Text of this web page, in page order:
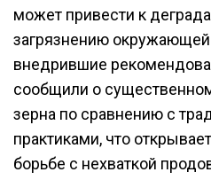
может привести к
загрязнению
внедрившие
сообщили о
зерна по сравнению с
практиками, что
борьбе с нехваткой